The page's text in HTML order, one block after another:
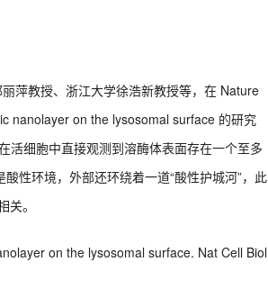
萍教授、浙江大学徐浩新教授等，在 Nature
nanolayer on the lysosomal surface 的研究
活细胞中直接观测到溶酶体表面存在一个至多
性环境，外部还环绕着一道“酸性护城河”，此
。
on the lysosomal surface. Nat Cell Biol